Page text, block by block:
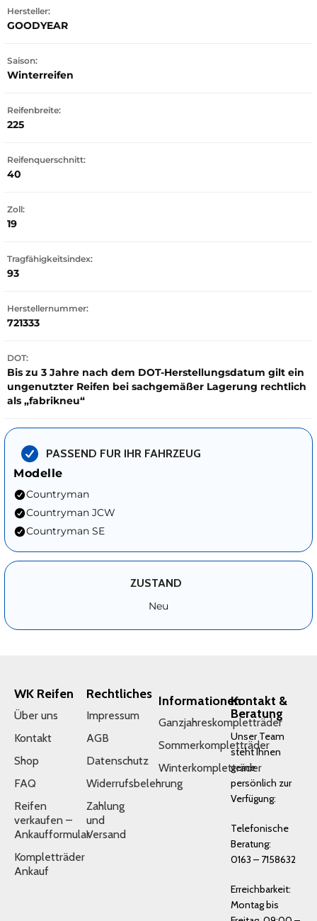
Hersteller:
GOODYEAR
Saison:
Winterreifen
Reifenbreite:
225
Reifenquerschnitt:
40
Zoll:
19
Tragfähigkeitsindex:
93
Herstellernummer:
721333
DOT:
Bis zu 3 Jahre nach dem DOT-Herstellungsdatum gilt ein
ungenutzter Reifen bei sachgemäßer Lagerung rechtlich
als „fabrikneu“
PASSEND FUR IHR FAHRZEUG
Modelle
Countryman
Countryman JCW
Countryman SE
ZUSTAND
Neu
WK Reifen
Über uns
Kontakt
Shop
FAQ
Reifen
verkaufen –
Ankaufformular
Kompletträder
Ankauf
Rechtliches
Impressum
AGB
Datenschutz
Widerrufsbelehrung
Zahlung
und
Versand
Informationen
Ganzjahreskompletträder
Sommerkompletträder
Winterkompletträder
Kontakt &
Beratung
Unser Team
steht Ihnen
gerne
persönlich zur
Verfügung:
Telefonische
Beratung:
0163 – 7158632
Erreichbarkeit:
Montag bis